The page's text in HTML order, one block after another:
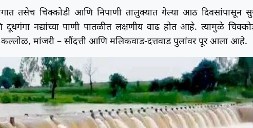
तसेच चिक्कोडी आणि निपाणी तालुक्यात गेल्या आठ दिवसांपासून
नद्यांच्या पाणी पातळीत लक्षणीय वाढ होत आहे. त्यामुळे
मांजरी – सौंदत्ती आणि मलिकवाड-दत्तवाड पुलांवर पूर आला आहे.